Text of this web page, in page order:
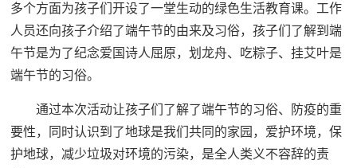
多个方面为孩子们开设了一堂生动的绿色生活教育课。工作
人员还向孩子介绍了端午节的由来及习俗，孩子们了解到端
午节是为了纪念爱国诗人屈原，划龙舟、吃粽子、挂艾叶是
端午节的习俗。
通过本次活动让孩子们了解了端午节的习俗、防疫的重
要性，同时认识到了地球是我们共同的家园，爱护环境，保
护地球，减少垃圾对环境的污染，是全人类义不容辞的责